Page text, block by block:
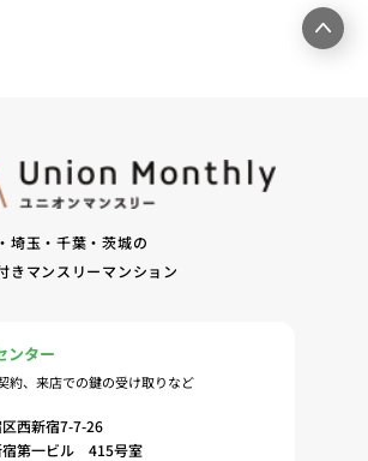
サービスの改善のためおよびサービ
および開発のため（10）本ポリシー
人情報について、調査・分析会社、
ー、SNS事業者、広告関係会社、広
人情報と当社から取得する個人情報を
客様の当ウェブサイトの利用履歴等の
広告の効果測定およびその結果を利用
・嗜好に応じたサービスに関する広告
埼玉・千葉・茨城の
きマンスリーマンション
ンター
約、来店での鍵の受け取りなど
西新宿7-7-26
宿第一ビル 415号室